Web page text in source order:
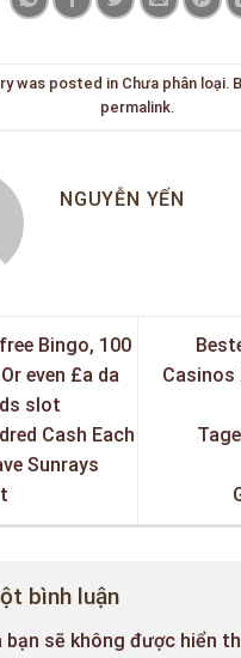
was posted in Chưa phân loại.
permalink.
NGUYỄN YẾN
Bingo, 100
even £a da
slot
Cash Each
Sunrays
Casinos
bình luận
bạn sẽ không được hiển